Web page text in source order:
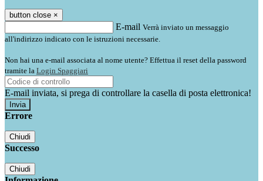
button close ×
E-mail Verrà inviato un messaggio
all'indirizzo indicato con le istruzioni necessarie.
Non hai una e-mail associata al nome utente? Effettua il reset della password
tramite la Login Spaggiari
E-mail inviata, si prega di controllare la casella di posta elettronica!
Errore
Chiudi
Successo
Chiudi